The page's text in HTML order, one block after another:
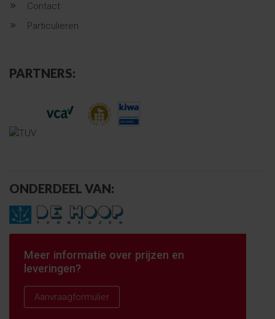
Meer informatie over prijzen en
leveringen?
Aanvraagformulier
Contact
Particulieren
PARTNERS:
ONDERDEEL VAN: